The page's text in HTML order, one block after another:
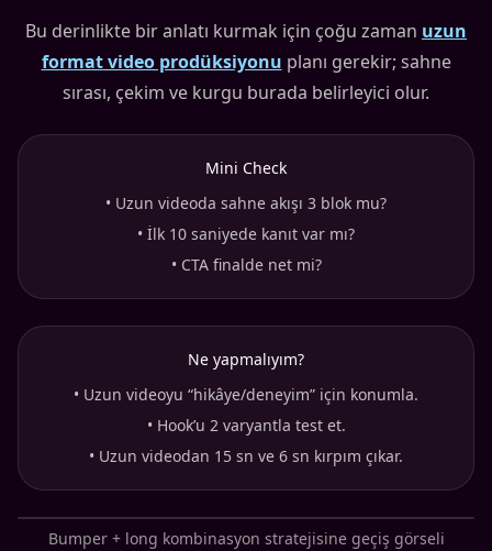
Bu derinlikte bir anlatı kurmak için çoğu zaman uzun
format video prodüksiyonu planı gerekir; sahne
sırası, çekim ve kurgu burada belirleyici olur.
Mini Check
• Uzun videoda sahne akışı 3 blok mu?
• İlk 10 saniyede kanıt var mı?
• CTA finalde net mi?
Ne yapmalıyım?
• Uzun videoyu “hikâye/deneyim” için konumla.
• Hook’u 2 varyantla test et.
• Uzun videodan 15 sn ve 6 sn kırpım çıkar.
Bumper + long kombinasyon stratejisine geçiş görseli